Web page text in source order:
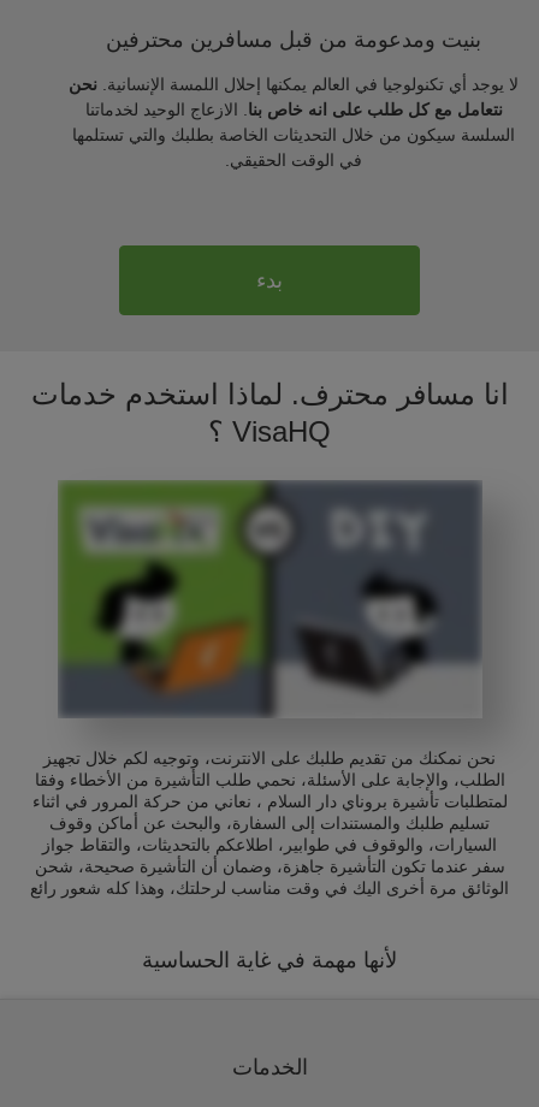
بنيت ومدعومة من قبل مسافرين محترفين
لا يوجد أي تكنولوجيا في العالم يمكنها إحلال اللمسة الإنسانية. نحن
نتعامل مع كل طلب على انه خاص بنا . الازعاج الوحيد لخدماتنا
السلسة سيكون من خلال التحديثات الخاصة بطلبك والتي تستلمها
في الوقت الحقيقي.
بدء
انا مسافر محترف. لماذا استخدم خدمات
VisaHQ ؟
نحن نمكنك من تقديم طلبك على الانترنت، وتوجيه لكم خلال تجهيز
الطلب، والإجابة على الأسئلة، نحمي طلب التأشيرة من الأخطاء وفقا
لمتطلبات تأشيرة بروناي دار السلام ، نعاني من حركة المرور في اثناء
تسليم طلبك والمستندات إلى السفارة، والبحث عن أماكن وقوف
السيارات، والوقوف في طوابير، اطلاعكم بالتحديثات، والتقاط جواز
سفر عندما تكون التأشيرة جاهزة، وضمان أن التأشيرة صحيحة، شحن
الوثائق مرة أخرى اليك في وقت مناسب لرحلتك، وهذا كله شعور رائع
لأنها مهمة في غاية الحساسية
الخدمات